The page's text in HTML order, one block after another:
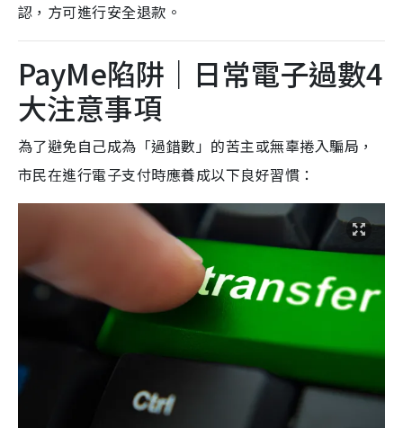
認，方可進行安全退款。
PayMe陷阱｜日常電子過數4
大注意事項
為了避免自己成為「過錯數」的苦主或無辜捲入騙局，
市民在進行電子支付時應養成以下良好習慣：